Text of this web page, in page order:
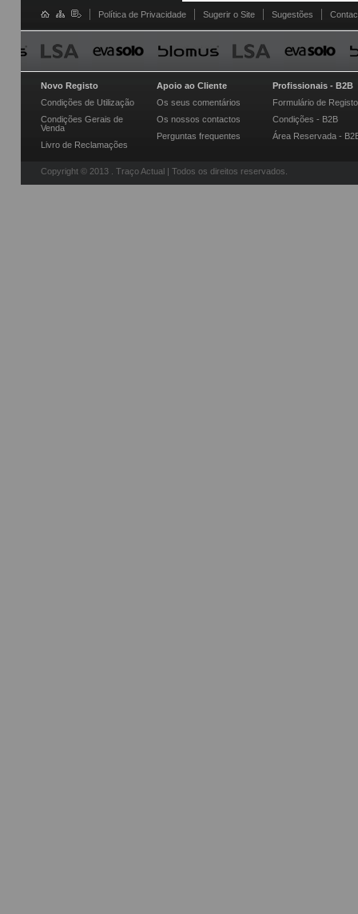
TA - Div.Fios e Cabos
TA - Div.Suportes e
Vista Alegre Atlantis
Black + Blum
OLuce
- Arrumação - 21
- Cozinha - 38
-- Decoração /
176
Política de Privacidade Sugerir o Site Sugestões
Novo Registo
Condições de Utilização
Condições Gerais de
Venda
Livro de Reclamações
Apoio ao Cliente
Os seus comentários
Os nossos contactos
Perguntas frequentes
Profissionais - B2B
Formulário de Registo
Condições - B2B
Área Reservada -
Copyright © 2013 . Traço Actual | Todos os direitos reservados.